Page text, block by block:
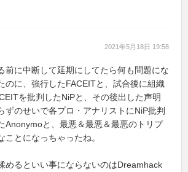
2021年5月18日 19:58
前に中断して延期にしてたら何も問題にな
のに、強行したFACEITと、試合後に組織
を批判したNiPと、その後出した声明
ずのせいで各プロ・アナリストにNiP批判
Anonymoと、最悪＆最悪＆最悪のトリプ
ことになっちゃったね。
めるといい事にならないのはDreamhack